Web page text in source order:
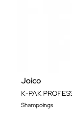
Joico
Shampoings